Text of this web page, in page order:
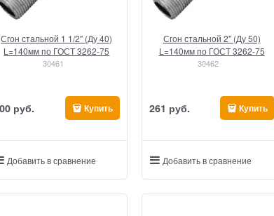
Сгон стальной 1 1/2" (Ду 40)
L=140мм по ГОСТ 3262-75
30461
руб. Купить
Добавить в сравнение
Сгон стальной 2" (Ду 50)
L=140мм по ГОСТ 3262-75
30462
261 руб. Купить
Добавить в сравнение